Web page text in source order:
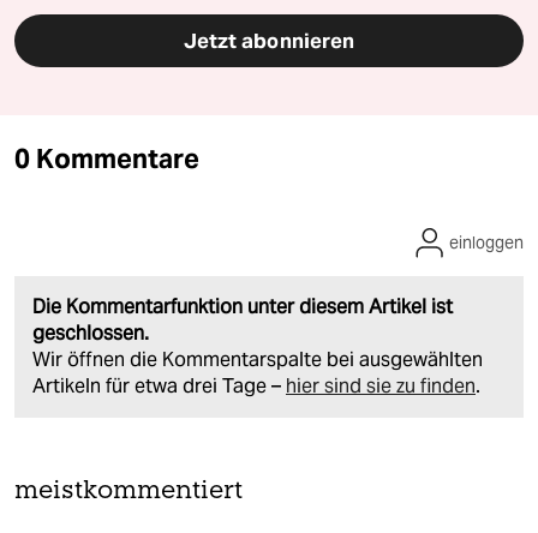
Jetzt abonnieren
0 Kommentare
Die Kommentarfunktion unter diesem Artikel ist
geschlossen.
Wir öffnen die Kommentarspalte bei ausgewählten
Artikeln für etwa drei Tage – hier sind sie zu finden.
einloggen
meistkommentiert